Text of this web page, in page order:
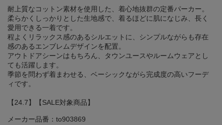
耐上質なコットン素材を使用した、着心地抜群の定番パーカー。
柔らかくしっかりとした生地感で、着るほどに肌になじみ、長く
愛用できる一着です。
程よくリラックス感のあるシルエットに、シンプルながらも存在
感のあるエンブレムデザインを配置。
アウトドアシーンはもちろん、タウンユースやルームウェアとし
ても活躍します。
季節を問わず着まわせる、ベーシックながら完成度の高いフーデ
ィです。
【24.7】【SALE対象商品】
メーカー品番：to903869